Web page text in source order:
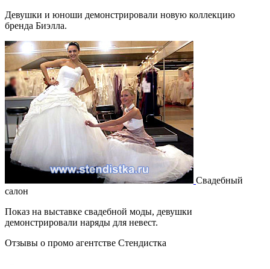
Девушки и юноши демонстрировали новую коллекцию
бренда Биэлла.
Свадебный
салон
Показ на выставке свадебной моды, девушки
демонстрировали наряды для невест.
Отзывы о промо агентстве Стендистка